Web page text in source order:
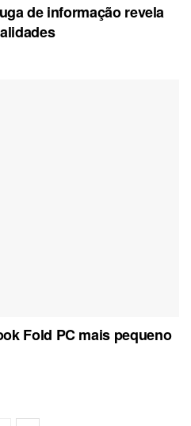
de informação revela
Fold PC mais pequeno